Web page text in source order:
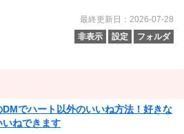
最終更新日：2026-07-28
非表示
設定 フォルダ
DMでハート以外のいいね方法！好きな
いねできます